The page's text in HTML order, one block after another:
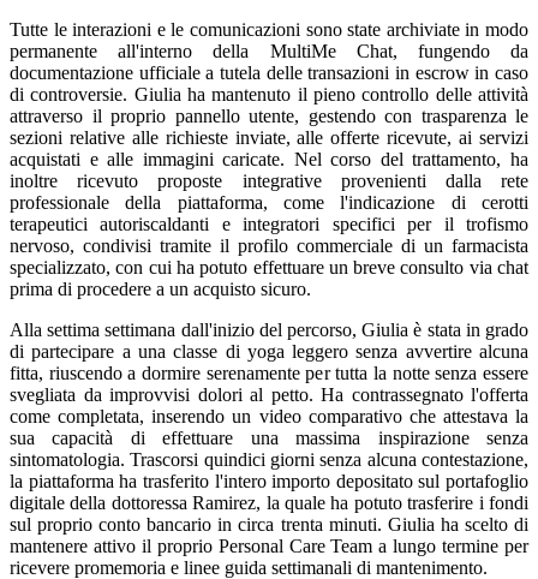
Tutte le interazioni e le comunicazioni sono state archiviate in modo
permanente all'interno della MultiMe Chat, fungendo da
documentazione ufficiale a tutela delle transazioni in escrow in caso
di controversie. Giulia ha mantenuto il pieno controllo delle attività
attraverso il proprio pannello utente, gestendo con trasparenza le
sezioni relative alle richieste inviate, alle offerte ricevute, ai servizi
acquistati e alle immagini caricate. Nel corso del trattamento, ha
inoltre ricevuto proposte integrative provenienti dalla rete
professionale della piattaforma, come l'indicazione di cerotti
terapeutici autoriscaldanti e integratori specifici per il trofismo
nervoso, condivisi tramite il profilo commerciale di un farmacista
specializzato, con cui ha potuto effettuare un breve consulto via chat
prima di procedere a un acquisto sicuro.
Alla settima settimana dall'inizio del percorso, Giulia è stata in grado
di partecipare a una classe di yoga leggero senza avvertire alcuna
fitta, riuscendo a dormire serenamente per tutta la notte senza essere
svegliata da improvvisi dolori al petto. Ha contrassegnato l'offerta
come completata, inserendo un video comparativo che attestava la
sua capacità di effettuare una massima inspirazione senza
sintomatologia. Trascorsi quindici giorni senza alcuna contestazione,
la piattaforma ha trasferito l'intero importo depositato sul portafoglio
digitale della dottoressa Ramirez, la quale ha potuto trasferire i fondi
sul proprio conto bancario in circa trenta minuti. Giulia ha scelto di
mantenere attivo il proprio Personal Care Team a lungo termine per
ricevere promemoria e linee guida settimanali di mantenimento.